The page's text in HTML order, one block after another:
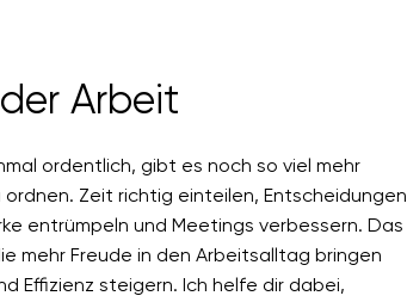
Arbeit
ordentlich, gibt es noch so viel mehr
Zeit richtig einteilen, Entscheidungen
entrümpeln und Meetings verbessern. Das
mehr Freude in den Arbeitsalltag bringen
Effizienz steigern. Ich helfe dir dabei,